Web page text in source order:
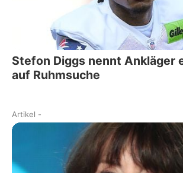
Stefon Diggs nennt Ankläger
auf Ruhmsuche
Artikel -